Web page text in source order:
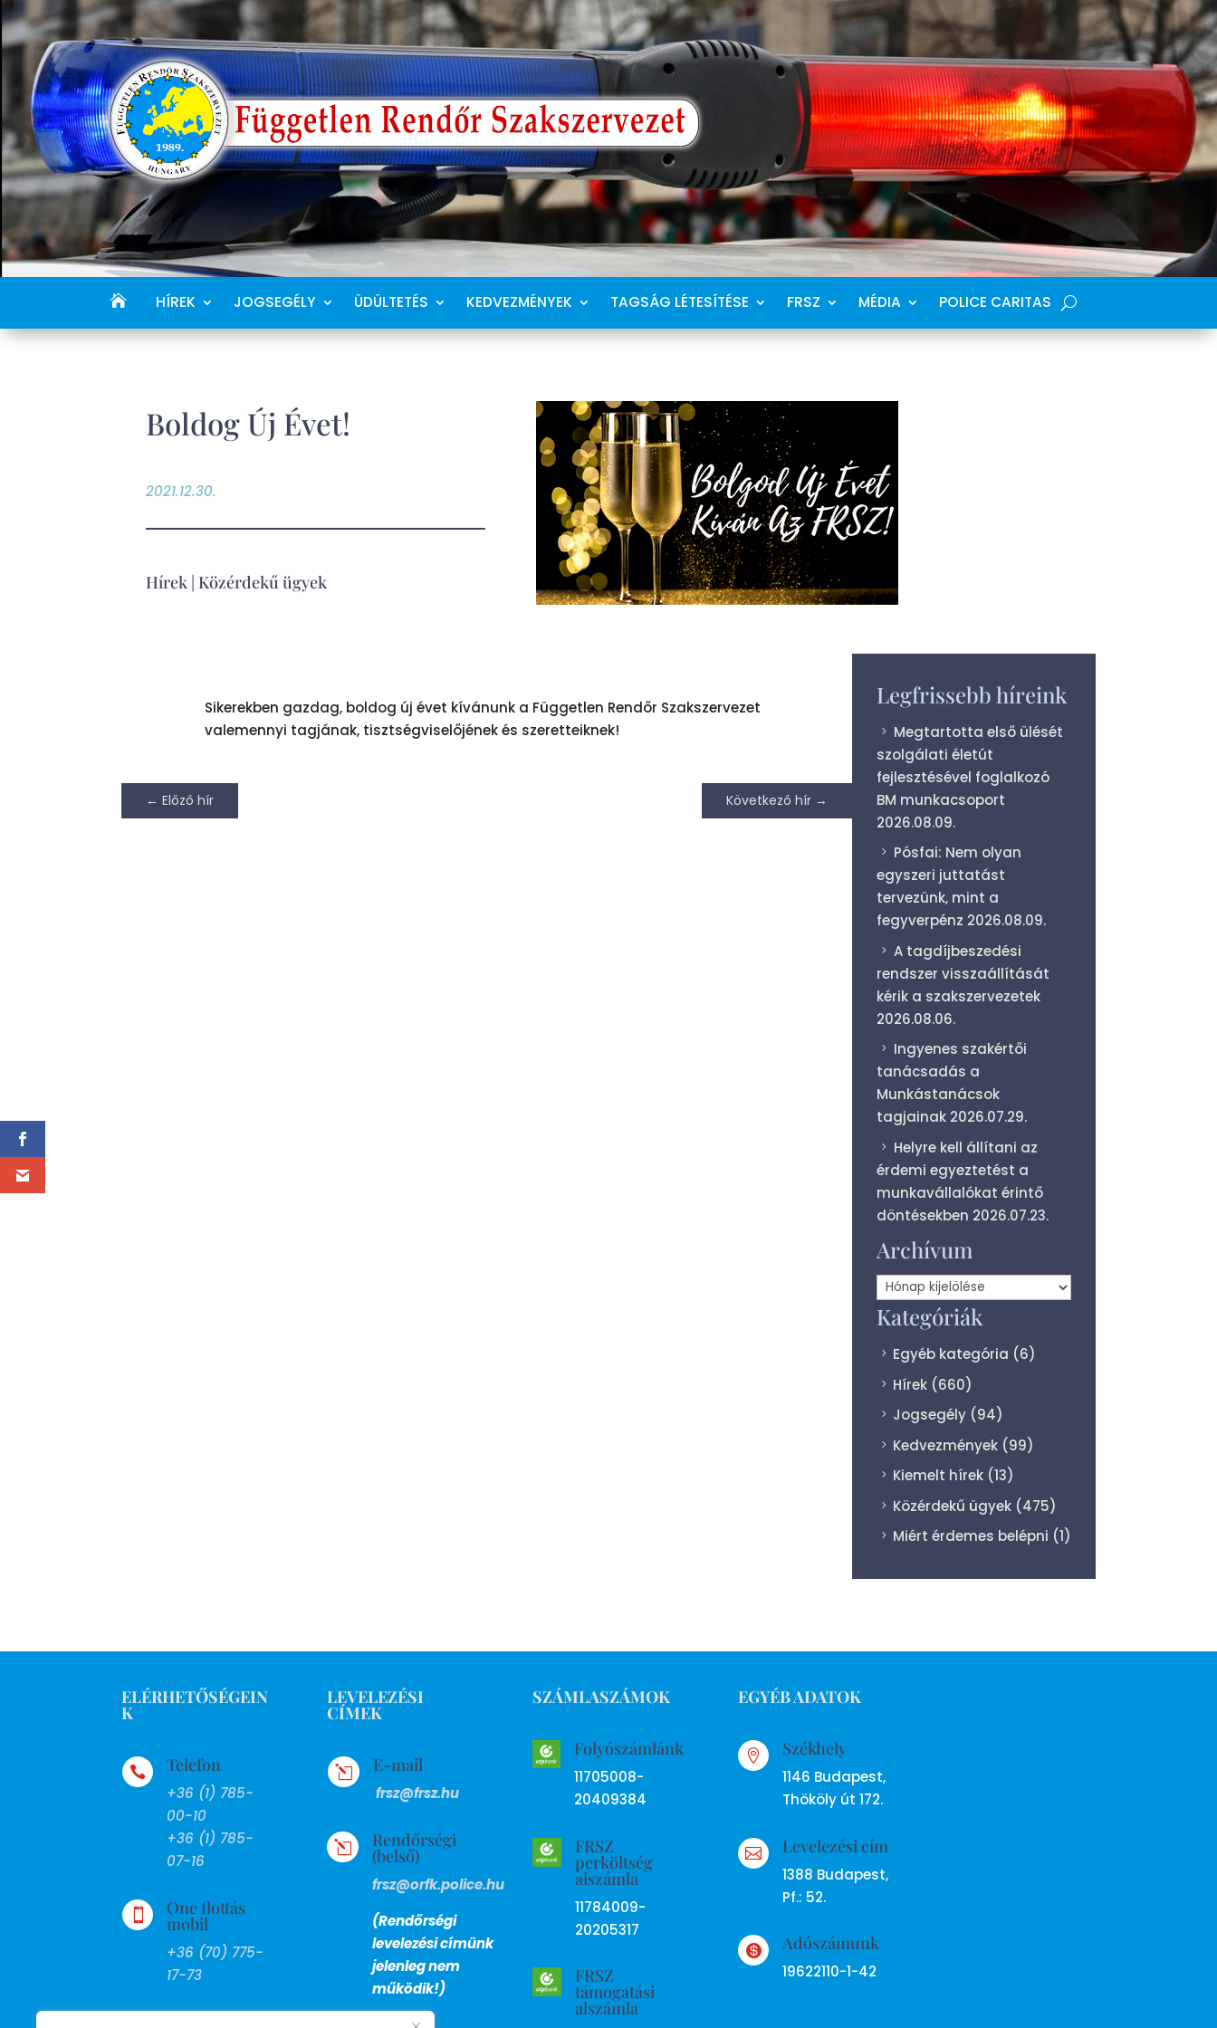
HÍREK JOGSEGÉLY ÜDÜLTETÉS KEDVEZMÉNYEK TAGSÁG LÉTESÍTÉSE FRSZ MÉDIA POLICE CARITAS
Boldog Új Évet!
2021.12.30.
Hírek Közérdekű ügyek
Sikerekben gazdag, boldog új évet kívánunk a Független Rendőr Szakszervezet
valemennyi tagjának, tisztségviselőjének és szeretteiknek!
←Előző hír Következő hír→
Legfrissebb híreink
Megtartotta első ülését
szolgálati életút
fejlesztésével foglalkozó
BM munkacsoport
2026.08.09.
Pósfai: Nem olyan
egyszeri juttatást
tervezünk, mint a
fegyverpénz 2026.08.09.
A tagdíjbeszedési
rendszer visszaállítását
kérik a szakszervezetek
2026.08.06.
Ingyenes szakértői
tanácsadás a
Munkástanácsok
tagjainak 2026.07.29.
Helyre kell állítani az
érdemi egyeztetést a
munkavállalókat érintő
döntésekben 2026.07.23.
Archívum
Archívum
Kategóriák
Egyéb kategória (6)
Hírek(660)
Jogsegély(94)
Kedvezmények(99)
Kiemelt hírek(13)
Közérdekű ügyek(475)
Miért érdemes belépni (1)
ELÉRHETŐSÉGEIN
K
 Telefon
+36 (1) 785-
00-10
+36 (1) 785-
07-16
 One flottás
mobil
+36 (70) 775-
17-73
LEVELEZÉSI
CÍMEK
l E-mail
frsz@frsz.hu
l Rendőrségi
(belső)
frsz@orfk.police.hu
(Rendőrségi
levelezési címünk
jelenleg nem
működik!)
SZÁMLASZÁMOK
Folyószámlánk
11705008-
20409384
FRSZ
perköltség
alszámla
11784009-
20205317
FRSZ
támogatási
alszámla
EGYÉB ADATOK
 Székhely
1146 Budapest,
Thököly út 172.
 Levelezési cím
1388 Budapest,
Pf.: 52.
 Adószámunk
19622110-1-42